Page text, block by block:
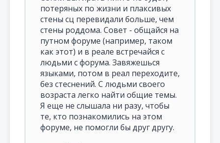
потеряных по жизни и плаксивых
стены сц перевидали больше, чем
стены роддома. Совет - общайся на
путном форуме (например, таком
как этот) и в реале встречайся с
людьми с форума. Завяжешься
языками, потом в реал переходите,
без стеснений. С людьми своего
возраста легко найти общие темы.
Я еще не слышала ни разу, чтобы
те, кто познакомились на этом
форуме, не помогли бы друг другу.